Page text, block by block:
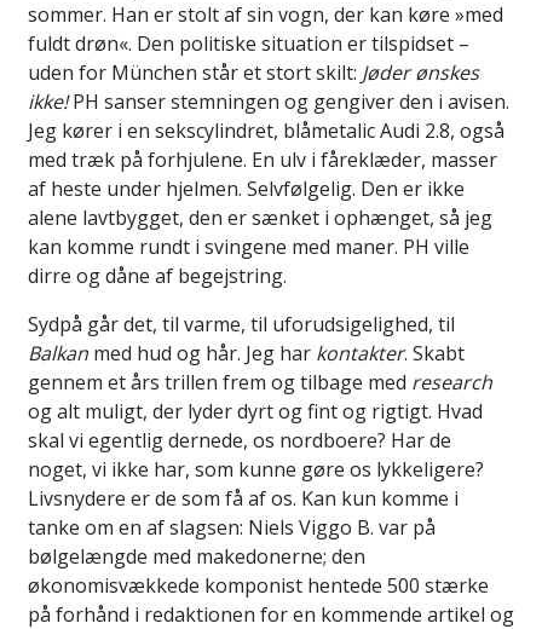
sommer. Han er stolt af sin vogn, der kan køre »med
fuldt drøn«. Den politiske situation er tilspidset –
uden for München står et stort skilt: Jøder ønskes
ikke!PH sanser stemningen og gengiver den i avisen.
Jeg kører i en sekscylindret, blåmetalic Audi 2.8, også
med træk på forhjulene. En ulv i fåreklæder, masser
af heste under hjelmen. Selvfølgelig. Den er ikke
alene lavtbygget, den er sænket i ophænget, så jeg
kan komme rundt i svingene med maner. PH ville
dirre og dåne af begejstring.
Sydpå går det, til varme, til uforudsigelighed, til
Balkan med hud og hår. Jeg har kontakter. Skabt
gennem et års trillen frem og tilbage med research
og alt muligt, der lyder dyrt og fint og rigtigt. Hvad
skal vi egentlig dernede, os nordboere? Har de
noget, vi ikke har, som kunne gøre os lykkeligere?
Livsnydere er de som få af os. Kan kun komme i
tanke om en af slagsen: Niels Viggo B. var på
bølgelængde med makedonerne; den
økonomisvækkede komponist hentede 500 stærke
på forhånd i redaktionen for en kommende artikel og